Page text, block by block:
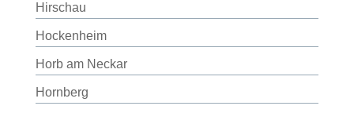
Hirschau
Hockenheim
Horb am Neckar
Hornberg